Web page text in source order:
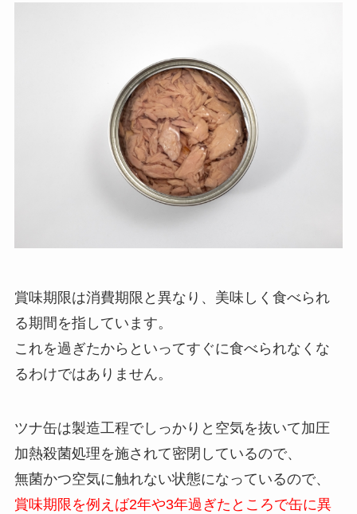
賞味期限は消費期限と異なり、美味しく食べられ
る期間を指しています。
これを過ぎたからといってすぐに食べられなくな
るわけではありません。
ツナ缶は製造工程でしっかりと空気を抜いて加圧
加熱殺菌処理を施されて密閉しているので、
無菌かつ空気に触れない状態になっているので、
賞味期限を例えば2年や3年過ぎたところで缶に異